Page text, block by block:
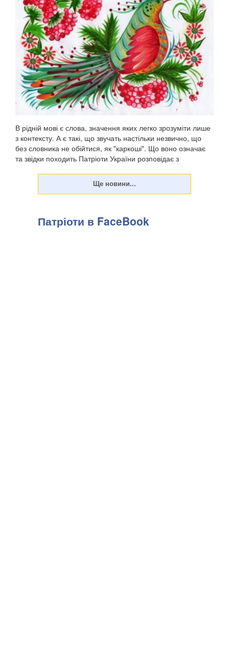
В рідній мові є слова, значення яких легко зрозуміти лише
з контексту. А є такі, що звучать настільки незвично, що
без словника не обійтися, як "каркоші". Що воно означає
та звідки походить Патріоти України розповідає з
Патріоти в FaceBook